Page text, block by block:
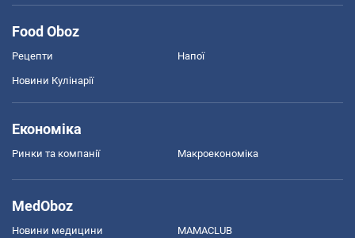
Food Oboz
Рецепти Напої
Новини Кулінарії
Економіка
Ринки та компанії Макроекономіка
MedOboz
Новини медицини MAMACLUB